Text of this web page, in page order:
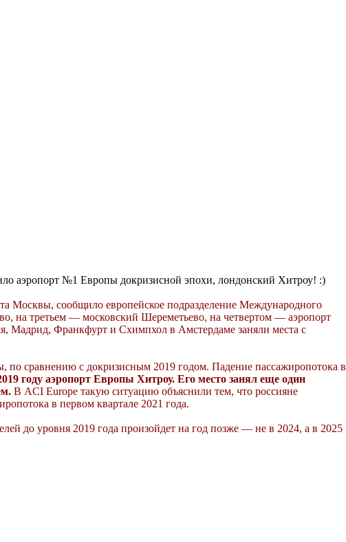
аэропорт №1 Европы докризисной эпохи, лондонский Хитроу! :)
Москвы, сообщило европейское подразделение Международного
на третьем — московский Шереметьево, на четвертом — аэропорт
Франкфурт и Схимпхол в Амстердаме заняли места с
по сравнению с докризисным 2019 годом. Падение пассажиропотока в
году аэропорт Европы Хитроу. Его место занял еще один
В ACI Europe такую ситуацию объяснили тем, что россияне
в первом квартале 2021 года.
до уровня 2019 года произойдет на год позже — не в 2024, а в 2025